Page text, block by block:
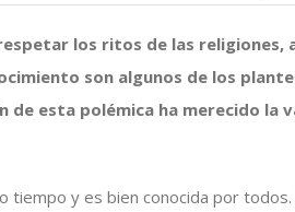
los ritos de las
son algunos de los
de esta polémica ha merecido la
tiempo y es bien conocida por todos.